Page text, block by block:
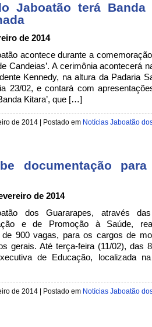
Jaboatão terá
de 2014
acontece durante a
Candeias’. A cerimônia acontecerá
Kennedy, na altura da Padaria
23/02, e contará com
Kitara’, que […]
de 2014 | Postado em Notícias Jaboatão
documentação para
de 2014
dos Guararapes, através das
e de Promoção à Saúde,
900 vagas, para os cargos de
gerais. Até terça-feira (11/02), das
de Educação, localizada
de 2014 | Postado em Notícias Jaboatão